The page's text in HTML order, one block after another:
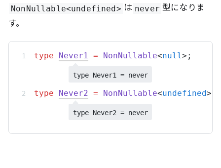
NonNullable<undefined> は never 型になりま
す。
type Never1 = NonNullable<null >;
type Never1 = never
type Never2 = NonNullable<undefined>;
type Never2 = never